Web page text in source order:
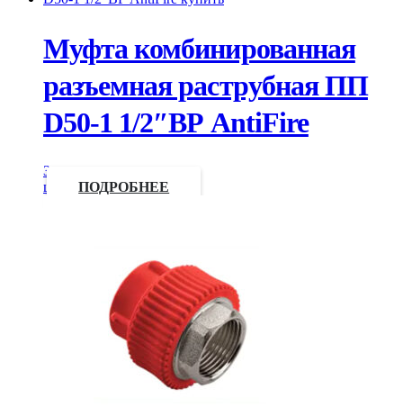
Муфта комбинированная
разъемная раструбная ПП
D50-1 1/2″ВР AntiFire
Запросить
цену
ПОДРОБНЕЕ